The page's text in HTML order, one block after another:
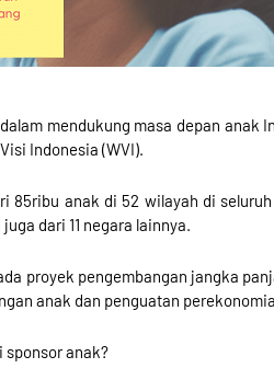
mendukung masa depan anak
Indonesia (WVI).
85ribu anak di 52 wilayah di
dari 11 negara lainnya.
proyek pengembangan jangka
anak dan penguatan
anak?